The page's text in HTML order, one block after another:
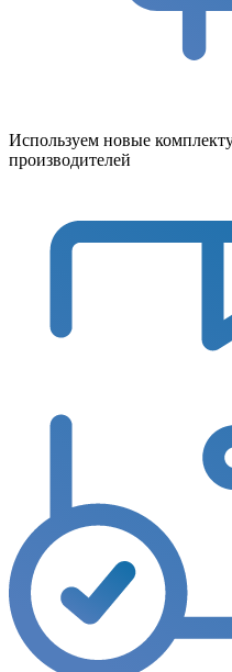
Используем новые
производителей